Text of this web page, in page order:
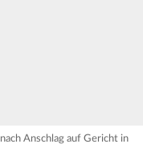
Anschlag auf Gericht in